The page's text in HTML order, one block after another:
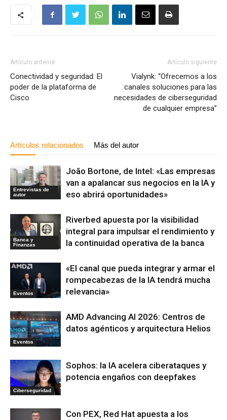
Artículo anterior
Conectividad y seguridad: El
poder de la plataforma de
Cisco
Artículo siguiente
Vialynk: “Ofrecemos a los
canales soluciones para las
necesidades de ciberseguridad
de cualquier empresa”
Artículos relacionados Más del autor
Entrevistas de
autor
João Bortone, de Intel: «Las empresas
van a apalancar sus negocios en la IA y
eso abrirá oportunidades»
Banca y
Finanzas
Riverbed apuesta por la visibilidad
integral para impulsar el rendimiento y
la continuidad operativa de la banca
Eventos
«El canal que pueda integrar y armar el
rompecabezas de la IA tendrá mucha
relevancia»
Eventos
AMD Advancing AI 2026: Centros de
datos agénticos y arquitectura Helios
Ciberseguridad
Sophos: la IA acelera ciberataques y
potencia engaños con deepfakes
Con PEX, Red Hat apuesta a los